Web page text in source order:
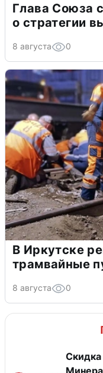
Глава Союза
о стратегии
8 августа 0
В Иркутске
трамвайные
8 августа 0